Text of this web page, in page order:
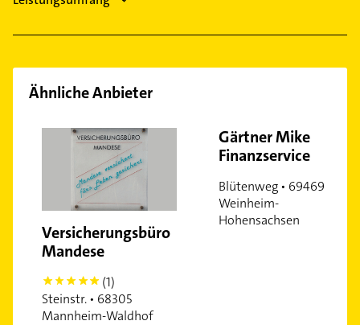
Wohlgelegen
Ähnliche Anbieter
Versicherungsbüro
Mandese
5
(1)
Steinstr. • 68305
Mannheim-Waldhof
Gärtner Mike
Finanzservice
Blütenweg • 69469
Weinheim-
Hohensachsen